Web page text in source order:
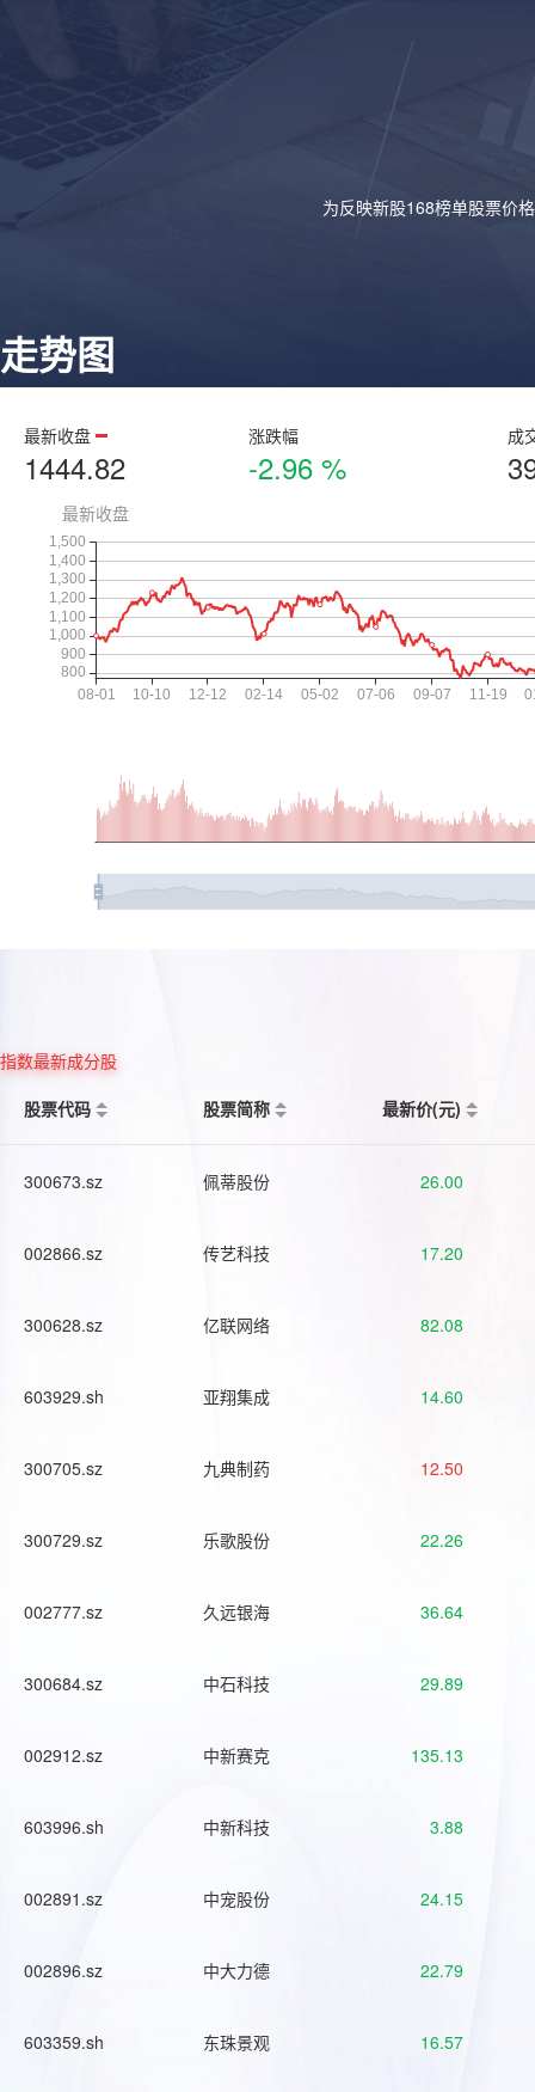
为反映新股168榜单股票价
走势图
最新收盘
1444.82
涨跌幅
-2.96 %
成
指数最新成分股
股票代码
股票简称 最新价(元)
300673.sz 佩蒂股份 26.00
002866.sz 传艺科技 17.20
300628.sz 亿联网络 82.08
603929.sh 亚翔集成 14.60
300705.sz 九典制药 12.50
300729.sz 乐歌股份 22.26
002777.sz 久远银海 36.64
300684.sz 中石科技 29.89
002912.sz 中新赛克 135.13
603996.sh 中新科技 3.88
002891.sz 中宠股份 24.15
002896.sz 中大力德 22.79
603359.sh 东珠景观 16.57